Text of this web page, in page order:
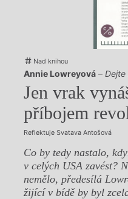
Nad knihou
Annie Lowreyová– Dejte
Jen vrak
příbojem
Reflektuje Svatava Antošová
Co by tedy nastalo,
v celých USA zavést?
nemělo, předesílá
žijící v bídě by byl